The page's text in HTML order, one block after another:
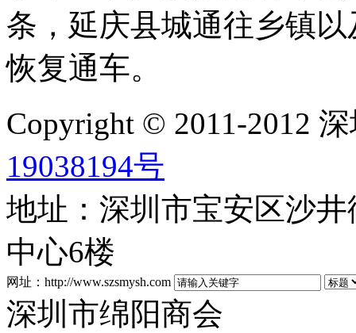
条，延庆县城通往乡镇
恢复通车。
Copyright © 2011-2012
19038194号
地址：深圳市宝安区沙
中心6楼
网址：http://www.szsmysh.com
深圳市绵阳商会